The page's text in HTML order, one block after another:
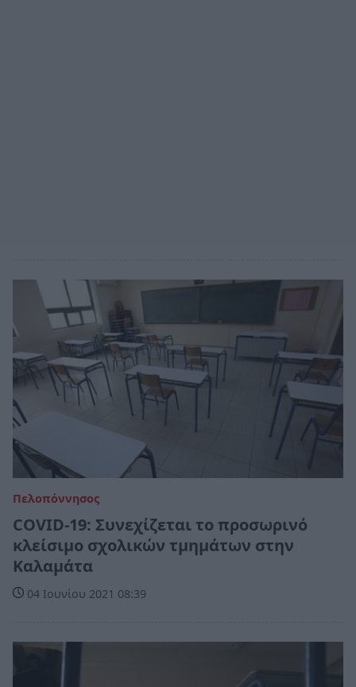
Πελοπόννησος
COVID-19: Συνεχίζεται το προσωρινό
κλείσιμο σχολικών τμημάτων στην
Καλαμάτα
04 Ιουνίου 2021 08:39